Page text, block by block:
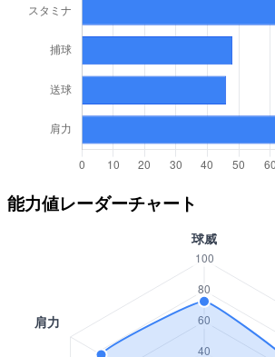
能力値レーダーチャート